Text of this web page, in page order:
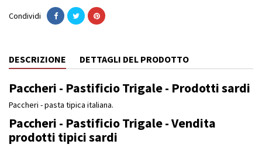
Condividi
DESCRIZIONE DETTAGLI DEL PRODOTTO
Paccheri - Pastificio Trigale - Prodotti sardi
Paccheri - pasta tipica italiana.
Paccheri - Pastificio Trigale - Vendita
prodotti tipici sardi